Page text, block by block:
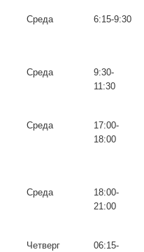
Среда 6:15-9:30
Среда
9:30-
11:30
Среда
17:00-
18:00
Среда
18:00-
21:00
Четверг
06:15-